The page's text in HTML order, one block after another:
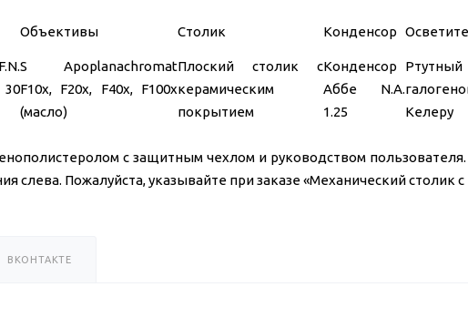
Объективы Столик Конденсор
S Apoplanachromat
F10x, F20x, F40x, F100x
(масло)
Плоский столик с
керамическим
покрытием
Конденсор
Аббе N.A.
1.25
Келеру
с защитным чехлом и руководством
слева. Пожалуйста, указывайте при заказе «Механический столик
ВКОНТАКТЕ